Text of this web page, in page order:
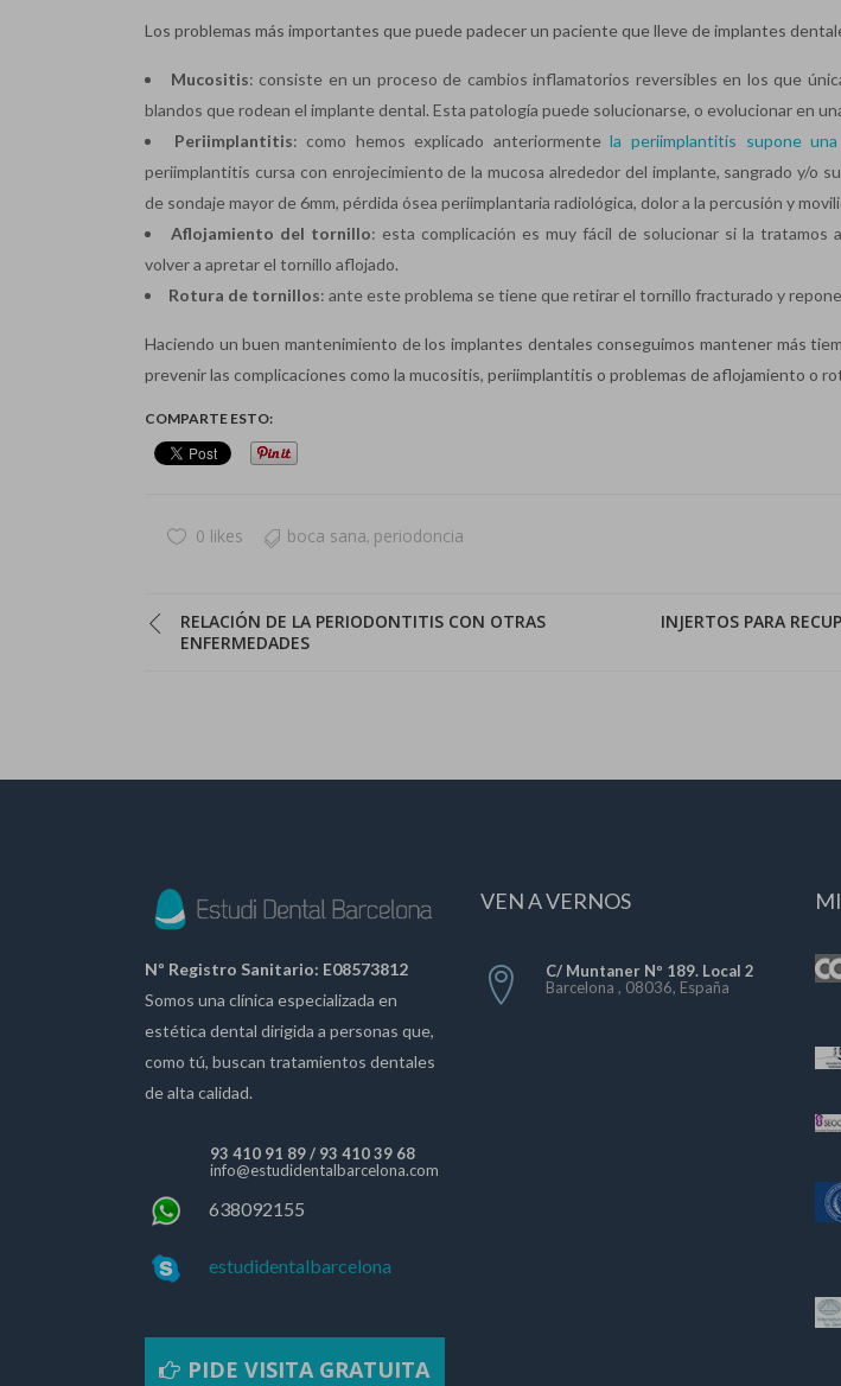
Los problemas más importantes que puede padecer un paciente que lleve de implantes
Mucositis: consiste en un proceso de cambios inflamatorios reversibles en los que
blandos que rodean el implante dental. Esta patología puede solucionarse, o evolucionar en
Periimplantitis: como hemos explicado anteriormentela periimplantitis supone
periimplantitis cursa con enrojecimiento de la mucosa alrededor del implante, sangrado y/o
de sondaje mayor de 6mm, pérdida ósea periimplantaria radiológica, dolor a la percusión y
Aflojamiento del tornillo: esta complicación es muy fácil de solucionar si la tratamos
volver a apretar el tornillo aflojado.
Rotura de tornillos: ante este problema se tiene que retirar el tornillo fracturado y
Haciendo un buen mantenimiento de los implantes dentales conseguimos mantener más
prevenir las complicaciones como la mucositis, periimplantitis o problemas de aflojamiento o
COMPARTE ESTO:
0 likes boca sana, periodoncia
RELACIÓN DE LA PERIODONTITIS CON OTRAS
ENFERMEDADES
INJERTOS PARA
Nº Registro Sanitario: E08573812
Somos una clínica especializada en
estética dental dirigida a personas que,
como tú, buscan tratamientos dentales
de alta calidad.
93 410 91 89/ 93 410 39 68
info@estudidentalbarcelona.com
638092155
estudidentalbarcelona
PIDE VISITA GRATUITA
VEN A VERNOS
C/ Muntaner Nº 189. Local 2
Barcelona , 08036, España